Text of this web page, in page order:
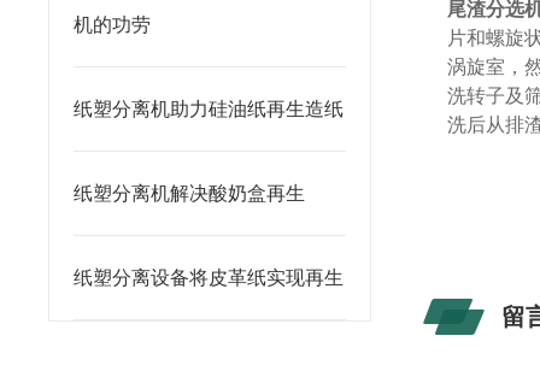
机的功劳
纸塑分离机助力硅油纸再生造纸
纸塑分离机解决酸奶盒再生
纸塑分离设备将皮革纸实现再生
尾渣分选
片和螺旋
涡旋室，
洗转子及
洗后从排
留